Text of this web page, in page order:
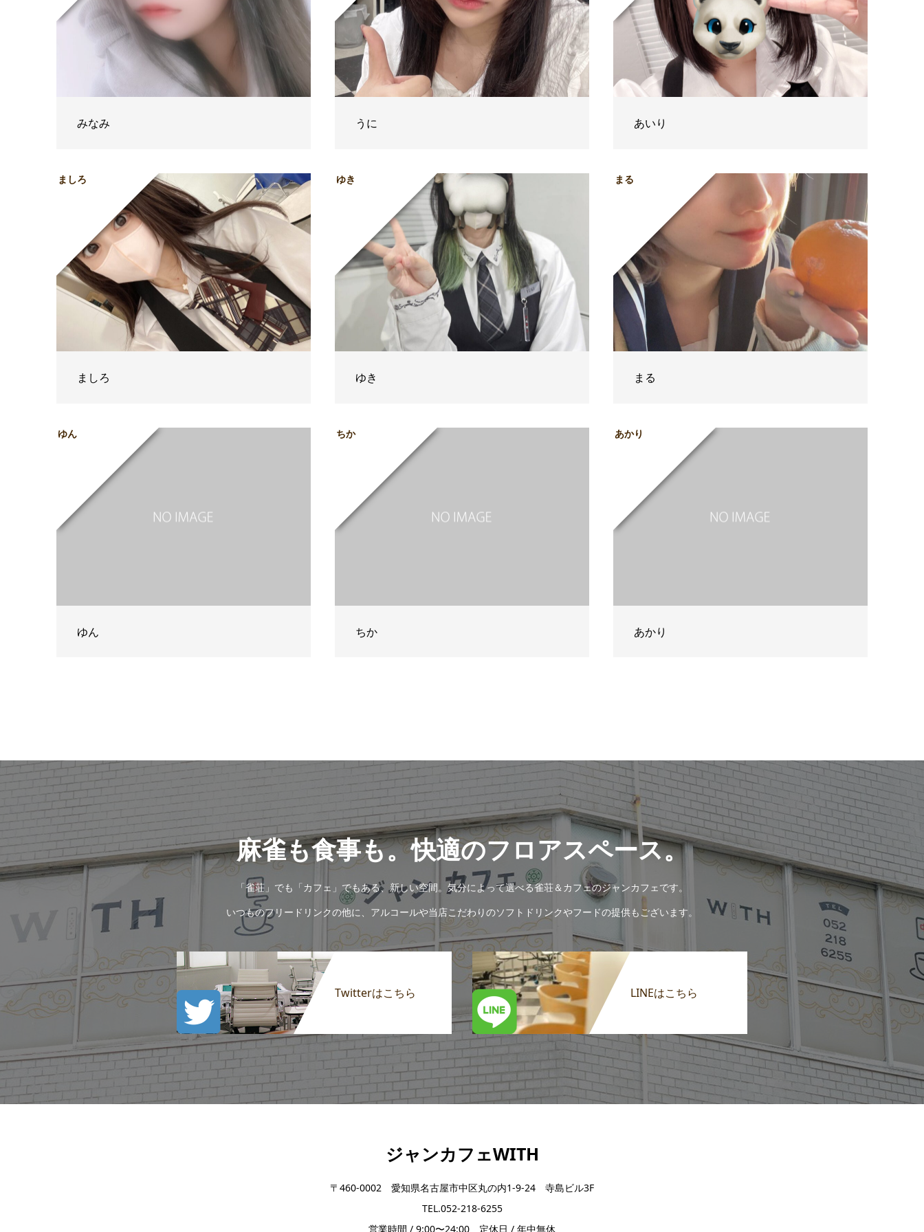
みなみ うに あいり
ましろ
ましろ
ゆき
ゆき
まる
まる
ゆん
ゆん
ちか
ちか
あかり
あかり
麻雀も食事も。快適のフロアスペース。
「雀荘」でも「カフェ」でもある、新しい空間。気分によって選べる雀荘＆カフェのジャンカフェです。
いつものフリードリンクの他に、アルコールや当店こだわりのソフトドリンクやフードの提供もございます。
Twitterはこちら LINEはこちら
ジャンカフェWITH
〒460-0002 愛知県名古屋市中区丸の内1-9-24 寺島ビル3F
TEL.052-218-6255
営業時間 / 9:00〜24:00 定休日 / 年中無休